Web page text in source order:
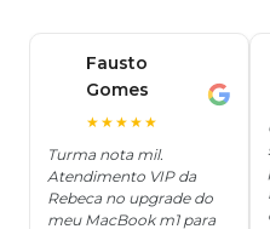
Fausto
Gomes
★★★★★
Turma nota mil.
Atendimento VIP da
Rebeca no upgrade do
meu MacBook m1 para